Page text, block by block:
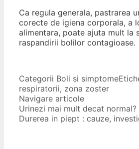
Ca regula generala, pastrarea
corecte de igiena corporala, a
alimentara, poate ajuta mult la
raspandirii bolilor contagioase.
Categorii Boli si simptome
respiratorii, zona zoster
Navigare articole
Urinezi mai mult decat normal?
Durerea in piept : cauze,